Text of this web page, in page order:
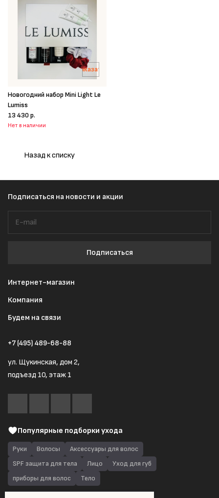
Заказать
Новогодний набор Mini Light Le
Lumiss
13 430 р.
Нет в наличии
Назад к списку
Подписаться на новости и акции
Подписаться
Интернет-магазин
Компания
Будем на связи
+7 (495) 489-68-88
ул. Щукинская, дом 2,
подъезд 10, этаж 1
Популярные подборки ухода
Руки Волосы
Аксессуары для волос
SPF защита для тела
Лицо
Уход для губ
приборы для волос
Тело